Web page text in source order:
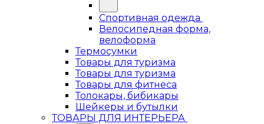
Спортивная одежда
Велосипедная форма,
велоформа
Термосумки
Товары для туризма
Товары для туризма
Товары для фитнеса
Толокары, бибикары
Шейкеры и бутылки
ТОВАРЫ ДЛЯ ИНТЕРЬЕРА